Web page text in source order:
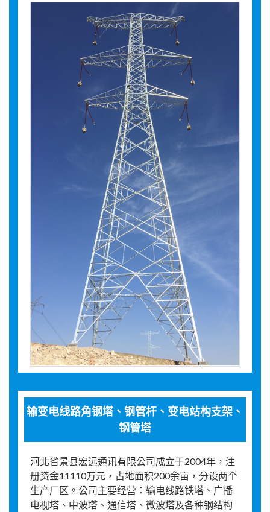
输变电线路角钢塔、钢管杆、变电站构支架、
钢管塔
河北省景县宏远通讯有限公司成立于2004年，注
册资金11110万元，占地面积200余亩，分设两个
生产厂区。公司主要经营：输电线路铁塔、广播
电视塔、中波塔、通信塔、微波塔及各种钢结构